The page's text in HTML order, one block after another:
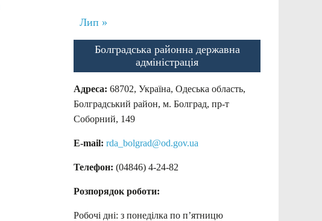
Лип »
Болградська районна державна
адміністрація
Адреса: 68702, Україна, Одеська область,
Болградський район, м. Болград, пр-т
Соборний, 149
E-mail: rda_bolgrad@od.gov.ua
Телефон: (04846) 4-24-82
Розпорядок роботи:
Робочі дні: з понеділка по п’ятницю